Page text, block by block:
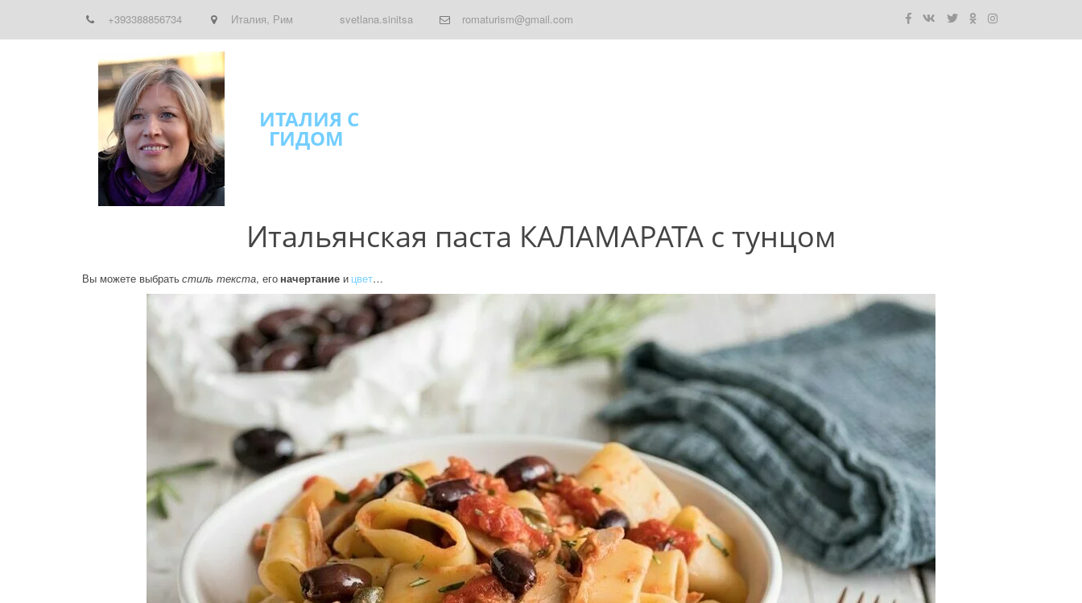
+393388856734 Италия, Рим svetlana.sinitsa romaturism@gmail.com
ИТАЛИЯ С
ГИДОМ
Итальянская паста КАЛАМАРАТА с тунцом
Вы можете выбрать стиль текста, его начертание и цвет…